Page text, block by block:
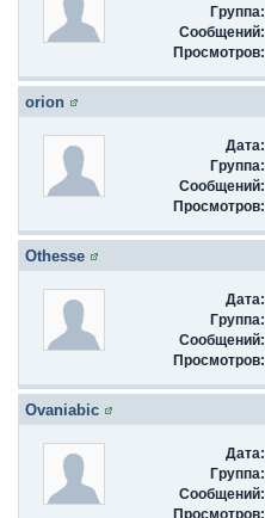
Группа:
Сообщений:
Просмотров:
orion
Дата:
Группа:
Сообщений:
Просмотров:
Othesse
Дата:
Группа:
Сообщений:
Просмотров:
Ovaniabic
Дата:
Группа:
Сообщений:
Просмотров: